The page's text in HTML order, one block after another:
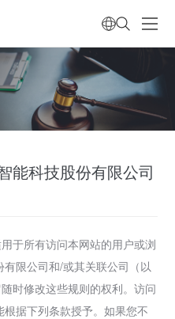
能科技股份有限公司
于所有访问本网站的用户或浏
限公司和/或其关联公司（以
时修改这些规则的权利。访问
据下列条款授予。如果您不